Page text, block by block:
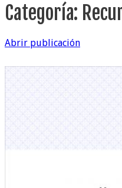
Categoría:
Abrir publicación